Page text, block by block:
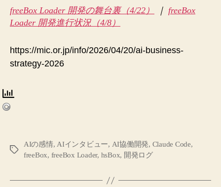
freeBox Loader 開発の舞台裏（4/22） ｜ freeBox
Loader 開発進行状況（4/8）
https://mic.or.jp/info/2026/04/20/ai-business-
strategy-2026
タ
AIの感情,AIインタビュー, AI協働開発, Claude Code,
freeBox, freeBox Loader, hsBox, 開発ログ